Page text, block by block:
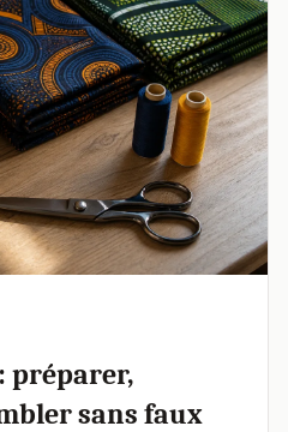
préparer,
sans faux